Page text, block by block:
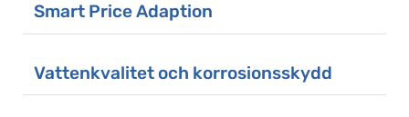
Smart Price Adaption
Vattenkvalitet och korrosionsskydd